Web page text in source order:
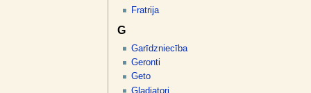
Fratrija
G
Garīdzniecība
Geronti
Geto
Gladiatori